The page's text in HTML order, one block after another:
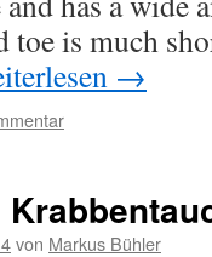
toe is much
→
von Markus Bühler